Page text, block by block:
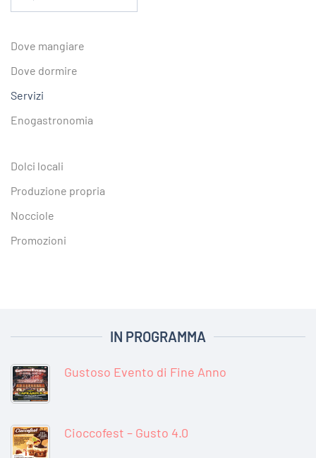
Dove mangiare
Dove dormire
Servizi
Enogastronomia
Dolci locali
Produzione propria
Nocciole
Promozioni
IN PROGRAMMA
Gustoso Evento di Fine Anno
Cioccofest – Gusto 4.0